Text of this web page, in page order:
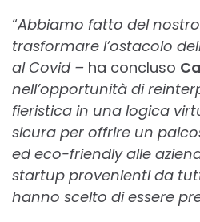
“Abbiamo fatto del
trasformare l’ostacolo
al Covid – ha concluso
nell’opportunità di
fieristica in una logica
sicura per offrire un
ed eco-friendly alle
startup provenienti da
hanno scelto di essere